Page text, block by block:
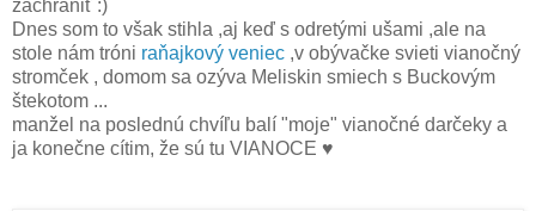
zachrániť :)
Dnes som to však stihla ,aj keď s odretými ušami ,ale na
stole nám tróni raňajkový veniec ,v obývačke svieti vianočný
stromček , domom sa ozýva Meliskin smiech s Buckovým
štekotom ...
manžel na poslednú chvíľu balí "moje" vianočné darčeky a
ja konečne cítim, že sú tu VIANOCE ♥